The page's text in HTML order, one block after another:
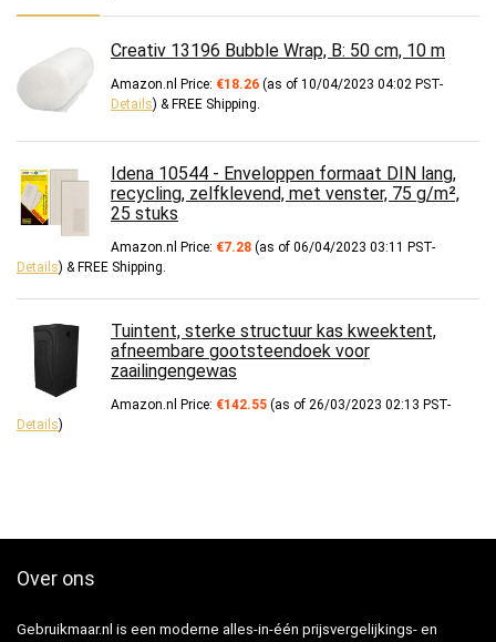
Creativ 13196 Bubble Wrap, B: 50 cm, 10 m
Amazon.nl Price: €18.26 (as of 10/04/2023 04:02 PST-
Details) & FREE Shipping.
Idena 10544 - Enveloppen formaat DIN lang,
recycling, zelfklevend, met venster, 75 g/m²,
25 stuks
Amazon.nl Price: €7.28 (as of 06/04/2023 03:11 PST-
Details) & FREE Shipping.
Tuintent, sterke structuur kas kweektent,
afneembare gootsteendoek voor
zaailingengewas
Amazon.nl Price: €142.55 (as of 26/03/2023 02:13 PST-
Details)
Over ons
Gebruikmaar.nl is een moderne alles-in-één prijsvergelijkings- en